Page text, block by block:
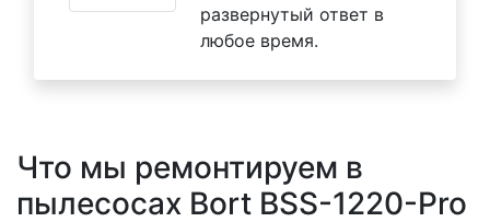
развернутый ответ в
любое время.
Что мы ремонтируем в
пылесосах Bort BSS-1220-Pro